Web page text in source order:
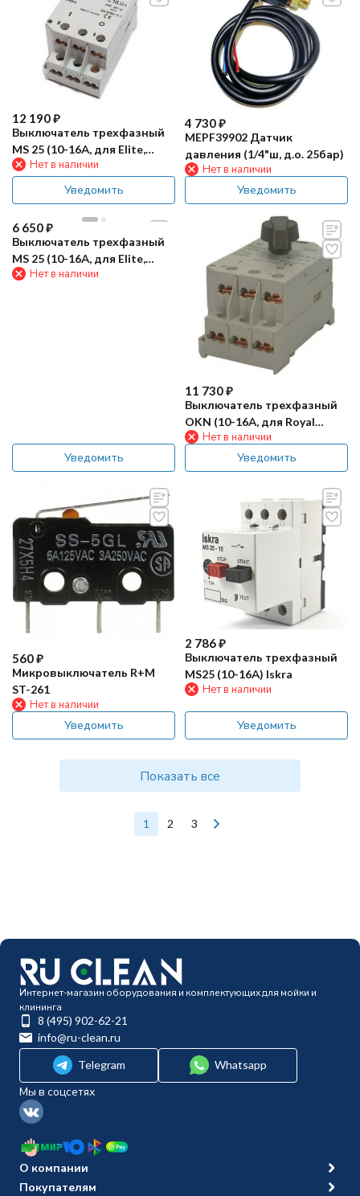
12 190₽
Выключатель трехфазный
MS 25 (10-16А, для Elite,
MECI0829) IPC
Нет в наличии
Уведомить
4 730₽
MEPF39902 Датчик
давления (1/4"ш, д.о. 25бар)
Нет в наличии
Уведомить
6 650₽
Выключатель трехфазный
MS 25 (10-16А, для Elite,
MECI29694/71645) R+M
Нет в наличии
Уведомить
11 730₽
Выключатель трехфазный
OKN (10-16А, для Royal
Press) R+M
Нет в наличии
Уведомить
560₽
Микровыключатель R+M
ST-261
Нет в наличии
Уведомить
2 786₽
Выключатель трехфазный
MS25 (10-16А) Iskra
Нет в наличии
Уведомить
Показать все
1 2 3
Интернет-магазин оборудования и комплектующих для мойки и
клининга
8 (495) 902-62-21
info@ru-clean.ru
Telegram
Whatsapp
Мы в соцсетях
О компании
Покупателям